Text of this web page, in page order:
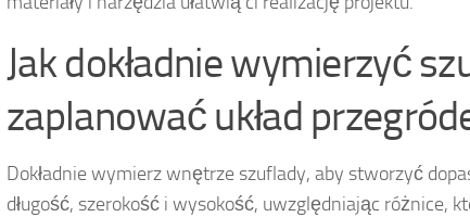
Jak dokładnie wymierzyć
zaplanować układ
Dokładnie wymierz wnętrze szuflady, aby stworzyć
długość, szerokość i wysokość, uwzględniając różnice,